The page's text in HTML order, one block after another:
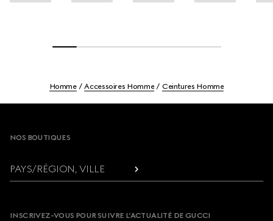
Homme Accessoires Homme Ceintures Homme
NOS BOUTIQUES
PAYS/RÉGION, VILLE
INSCRIVEZ-VOUS POUR SUIVRE L’ACTUALITÉ DE GUCCI